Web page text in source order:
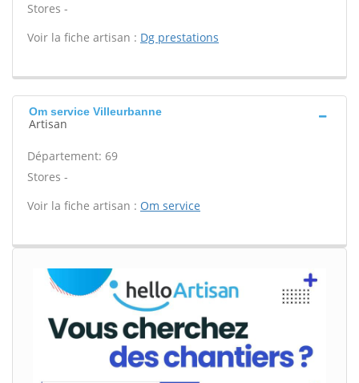
Stores -
Voir la fiche artisan : Dg prestations
Om service Villeurbanne
Artisan
Département: 69
Stores -
Voir la fiche artisan : Om service